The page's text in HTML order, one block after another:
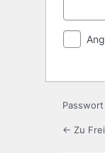
← Zu